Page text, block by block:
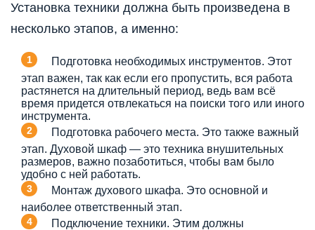
Установка техники должна быть произведена в
несколько этапов, а именно:
Подготовка необходимых инструментов. Этот
этап важен, так как если его пропустить, вся работа
растянется на длительный период, ведь вам всё
время придется отвлекаться на поиски того или иного
инструмента.
Подготовка рабочего места. Это также важный
этап. Духовой шкаф — это техника внушительных
размеров, важно позаботиться, чтобы вам было
удобно с ней работать.
Монтаж духового шкафа. Это основной и
наиболее ответственный этап.
Подключение техники. Этим должны